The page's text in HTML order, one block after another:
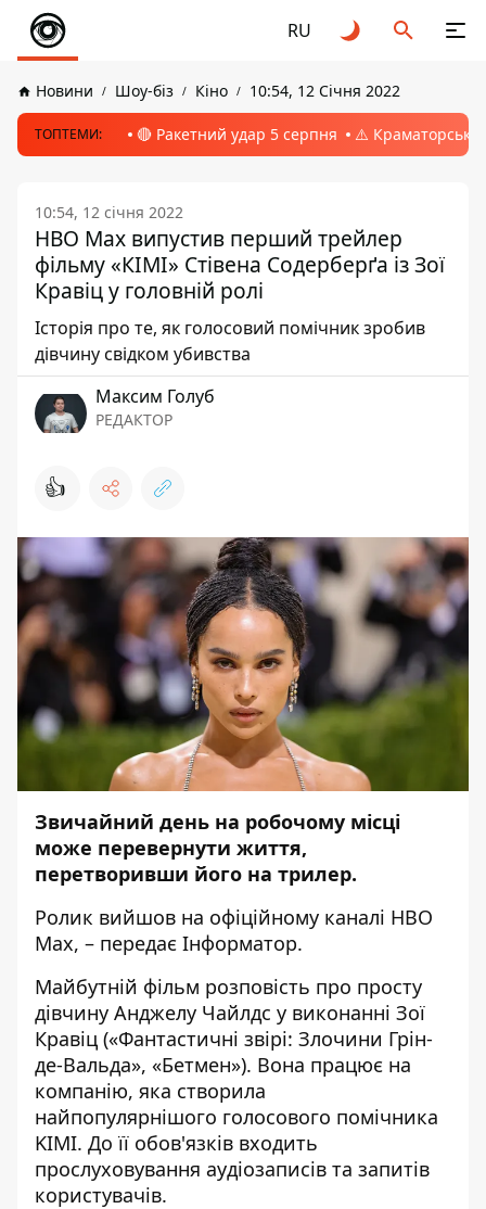
RU
Новини Шоу-біз Кіно 10:54, 12 Січня 2022
ТОПТЕМИ: 🔴 Ракетний удар 5 серпня ⚠️ Краматорськ,
10:54, 12 січня 2022
HBO Max випустив перший трейлер
фільму «КІМІ» Стівена Содерберґа із Зої
Кравіц у головній ролі
Історія про те, як голосовий помічник зробив
дівчину свідком убивства
Максим Голуб
РЕДАКТОР
👍
Звичайний день на робочому місці
може перевернути життя,
перетворивши його на трилер.
Ролик вийшов на офіційному каналі HBO
Max, – передає Інформатор.
Майбутній фільм розповість про просту
дівчину Анджелу Чайлдс у виконанні Зої
Кравіц («Фантастичні звірі: Злочини Грін-
де-Вальда», «Бетмен»). Вона працює на
компанію, яка створила
найпопулярнішого голосового помічника
KIMI. До її обов'язків входить
прослуховування аудіозаписів та запитів
користувачів.